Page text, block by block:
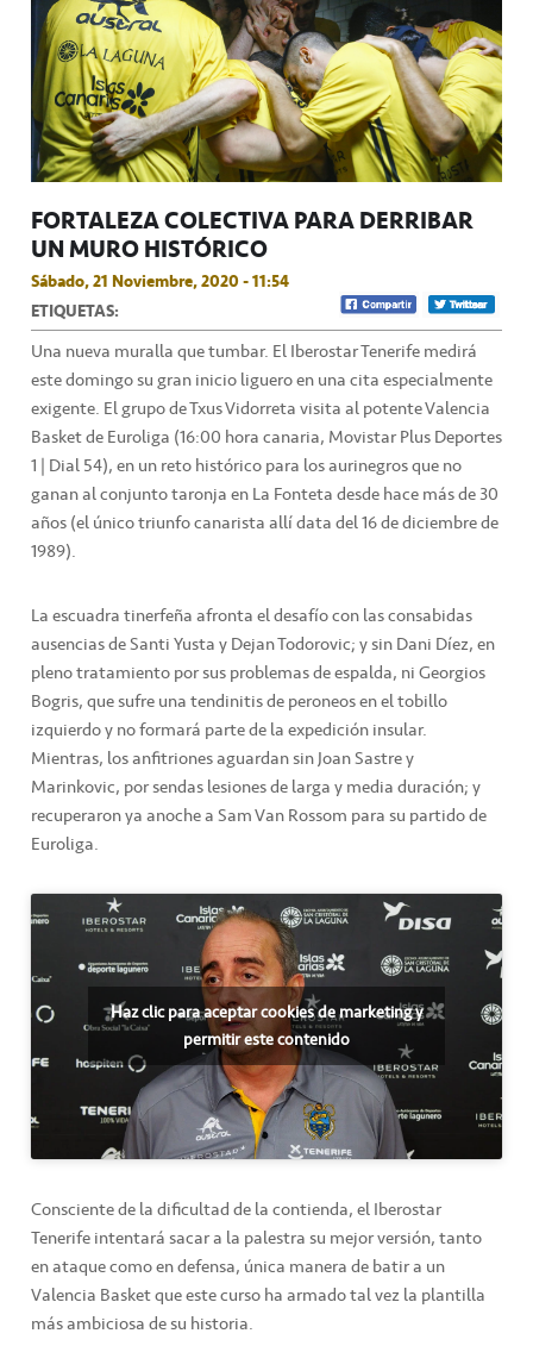
FORTALEZA COLECTIVA PARA DERRIBAR
UN MURO HISTÓRICO
Sábado, 21 Noviembre, 2020 - 11:54
ETIQUETAS:
Una nueva muralla que tumbar. El Iberostar Tenerife medirá
este domingo su gran inicio liguero en una cita especialmente
exigente. El grupo de Txus Vidorreta visita al potente Valencia
Basket de Euroliga (16:00 hora canaria, Movistar Plus Deportes
1 | Dial 54), en un reto histórico para los aurinegros que no
ganan al conjunto taronja en La Fonteta desde hace más de 30
años (el único triunfo canarista allí data del 16 de diciembre de
1989).
La escuadra tinerfeña afronta el desafío con las consabidas
ausencias de Santi Yusta y Dejan Todorovic; y sin Dani Díez, en
pleno tratamiento por sus problemas de espalda, ni Georgios
Bogris, que sufre una tendinitis de peroneos en el tobillo
izquierdo y no formará parte de la expedición insular.
Mientras, los anfitriones aguardan sin Joan Sastre y
Marinkovic, por sendas lesiones de larga y media duración; y
recuperaron ya anoche a Sam Van Rossom para su partido de
Euroliga.
Haz clic para aceptar cookies de marketing y
permitir este contenido
Consciente de la dificultad de la contienda, el Iberostar
Tenerife intentará sacar a la palestra su mejor versión, tanto
en ataque como en defensa, única manera de batir a un
Valencia Basket que este curso ha armado tal vez la plantilla
más ambiciosa de su historia.